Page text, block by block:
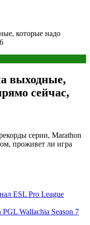
которые надо
выходные,
сейчас,
серии, Marathon
проживет ли игра
ESL Pro League
PGL Wallachia Season 7